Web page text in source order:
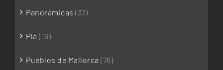
Panorámicas (37)
Pla (16)
Pueblos de Mallorca (76)